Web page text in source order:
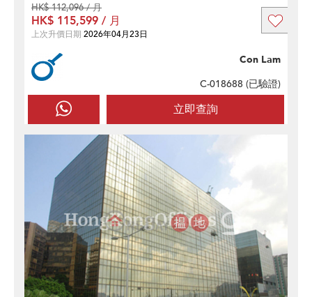
立即查詢
Con Lam
C-018688 (已驗證)
HK$ 112,096 / 月
HK$ 115,599 / 月
上次升價日期 2026年04月23日